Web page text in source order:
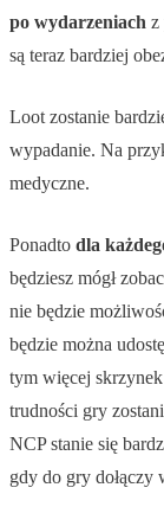
po wydarzeniach z
są teraz bardziej
Loot zostanie
wypadanie. Na
medyczne.
Ponadto dla
będziesz mógł
nie będzie
będzie można
tym więcej
trudności gry
NCP stanie się
gdy do gry dołączy